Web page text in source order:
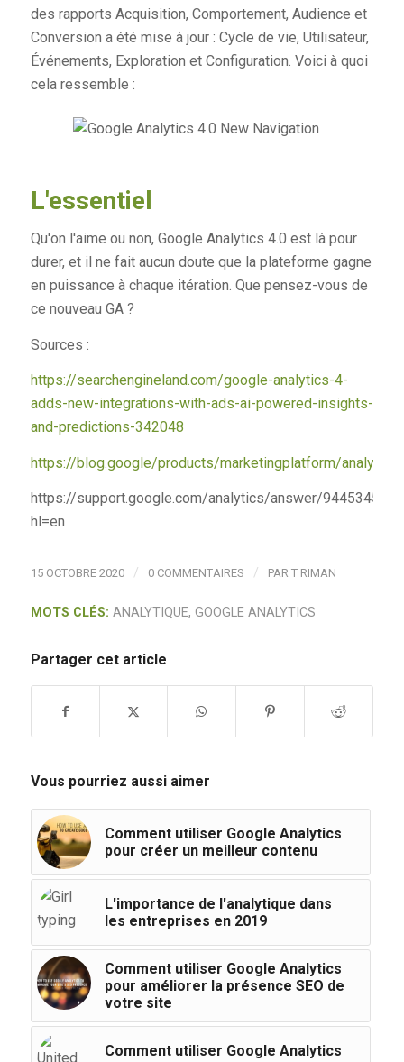
des rapports Acquisition, Comportement, Audience et
Conversion a été mise à jour : Cycle de vie, Utilisateur,
Événements, Exploration et Configuration. Voici à quoi
cela ressemble :
L'essentiel
Qu'on l'aime ou non, Google Analytics 4.0 est là pour
durer, et il ne fait aucun doute que la plateforme gagne
en puissance à chaque itération. Que pensez-vous de
ce nouveau GA ?
Sources :
https://searchengineland.com/google-analytics-4-
adds-new-integrations-with-ads-ai-powered-insights-
and-predictions-342048
https://blog.google/products/marketingplatform/
https://support.google.com/analytics/answer/9445345?
hl=en
15 OCTOBRE 2020 / 0 COMMENTAIRES / PAR T RIMAN
MOTS CLÉS: ANALYTIQUE, GOOGLE ANALYTICS
Partager cet article
Vous pourriez aussi aimer
Comment utiliser Google Analytics
pour créer un meilleur contenu
L'importance de l'analytique dans
les entreprises en 2019
Comment utiliser Google Analytics
pour améliorer la présence SEO de
votre site
Comment utiliser Google Analytics